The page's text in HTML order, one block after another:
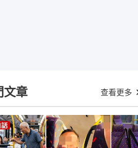
文章 查看更多